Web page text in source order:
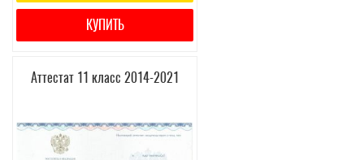
КУПИТЬ
Аттестат 11 класс 2014-2021